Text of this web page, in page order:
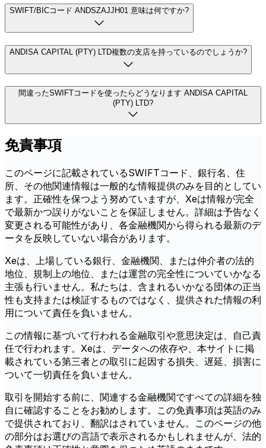
SWIFT/BICコード ANDSZAJJH01 意味は何ですか?
ANDISA CAPITAL (PTY) LTD複数の支店を持っているのでしょうか?
間違ったSWIFTコードを使ったらどうなります ANDISA CAPITAL
(PTY) LTD?
免責事項
このページに記載されているSWIFTコード、銀行名、住
所、その他関連情報は一般的な情報提供のみを目的としてい
ます。正確性を保つよう努めていますが、Xeは情報が完全
で最新かつ誤りがないことを保証しません。詳細は予告なく
変更される可能性があり、各金融機関から得られる最新のデ
ータを反映していない場合があります。
Xeは、上場している銀行、金融機関、または仲介者の法的
地位、規制上の地位、または運営の完全性についていかなる
主張も行いません。私たちは、含まれるいかなる団体の正当
性も支持または検証するものではなく、提供された情報の利
用について責任を負いません。
この情報に基づいて行われる金融取引や意思決定は、自己責
任で行われます。Xeは、データへの依存や、本サイトに掲
載されている第三者との取引に起因する損失、遅延、損害に
ついて一切責任を負いません。
取引を開始する前に、関連する金融機関ですべての詳細を独
自に確認することをお勧めします。この免責事項は英語のみ
で提供されており、翻訳はされていません。このページの他
の部分はお選びの言語で表示されるかもしれませんが、法的